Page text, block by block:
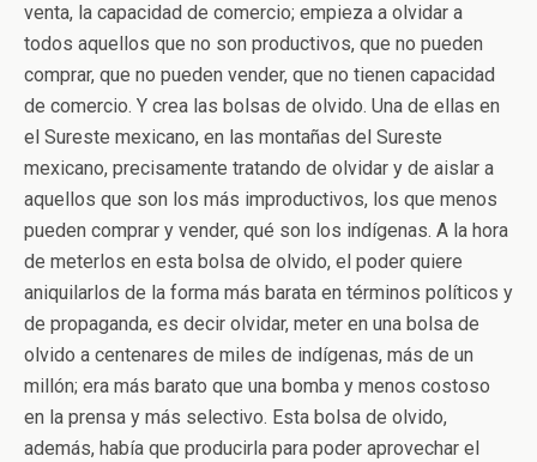
venta, la capacidad de comercio; empieza a olvidar a
todos aquellos que no son productivos, que no pueden
comprar, que no pueden vender, que no tienen capacidad
de comercio. Y crea las bolsas de olvido. Una de ellas en
el Sureste mexicano, en las montañas del Sureste
mexicano, precisamente tratando de olvidar y de aislar a
aquellos que son los más improductivos, los que menos
pueden comprar y vender, qué son los indígenas. A la hora
de meterlos en esta bolsa de olvido, el poder quiere
aniquilarlos de la forma más barata en términos políticos y
de propaganda, es decir olvidar, meter en una bolsa de
olvido a centenares de miles de indígenas, más de un
millón; era más barato que una bomba y menos costoso
en la prensa y más selectivo. Esta bolsa de olvido,
además, había que producirla para poder aprovechar el